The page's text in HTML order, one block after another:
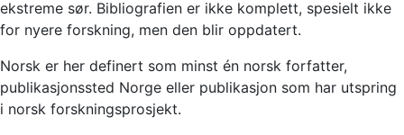
ekstreme sør. Bibliografien er ikke komplett, spesielt ikke
for nyere forskning, men den blir oppdatert.
Norsk er her definert som minst én norsk forfatter,
publikasjonssted Norge eller publikasjon som har utspring
i norsk forskningsprosjekt.